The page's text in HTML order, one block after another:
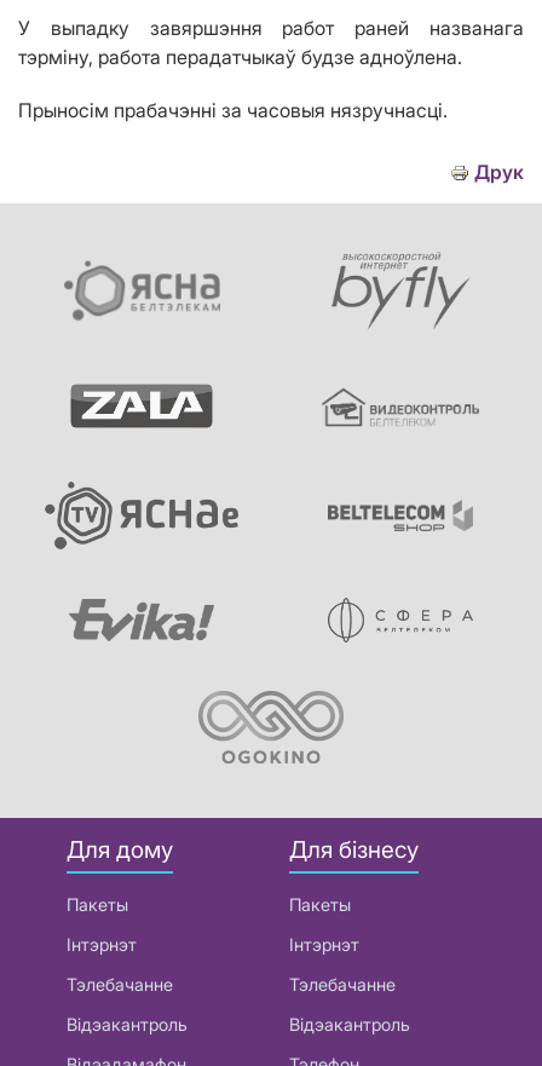
У выпадку завяршэння работ раней названага
тэрміну, работа перадатчыкаў будзе адноўлена.
Прыносім прабачэнні за часовыя нязручнасці.
Друк
Для дому
Пакеты
Інтэрнэт
Тэлебачанне
Відэакантроль
Для бізнесу
Пакеты
Інтэрнэт
Тэлебачанне
Відэакантроль